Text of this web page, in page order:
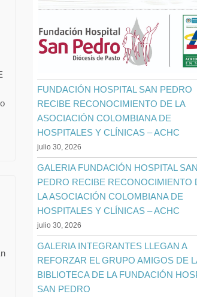
FUNDACIÓN HOSPITAL SAN PEDRO
RECIBE RECONOCIMIENTO DE LA
ASOCIACIÓN COLOMBIANA DE
HOSPITALES Y CLÍNICAS – ACHC
julio 30, 2026
GALERIA FUNDACIÓN HOSPITAL SAN
PEDRO RECIBE RECONOCIMIENTO
LA ASOCIACIÓN COLOMBIANA DE
HOSPITALES Y CLÍNICAS – ACHC
julio 30, 2026
GALERIA INTEGRANTES LLEGAN A
REFORZAR EL GRUPO AMIGOS DE
BIBLIOTECA DE LA FUNDACIÓN
SAN PEDRO